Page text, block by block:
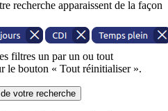
recherche apparaissent de la façon
filtres un par un ou tout
le bouton « Tout réinitialiser ».
votre recherche